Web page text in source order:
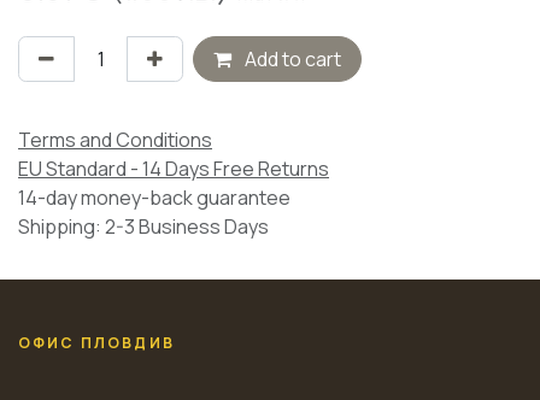
Add to cart
Terms and Conditions
EU Standard - 14 Days Free Returns
14-day money-back guarantee
Shipping: 2-3 Business Days
ОФИС ПЛОВДИВ